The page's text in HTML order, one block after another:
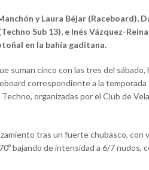
y Laura Béjar (Raceboard),
Sub 13), e Inés Vázquez-
en la bahía gaditana.
suman cinco con las tres del
correspondiente a la
organizadas por el Club de
tras un fuerte chubasco,
bajando de intensidad a 6/7 nudos,